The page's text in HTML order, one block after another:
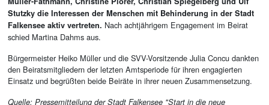
Stutzky die Interessen der Menschen mit Behinderung in der Stadt
Falkensee aktiv vertreten. Nach achtjährigem Engagement im Beirat
schied Martina Dahms aus.
Bürgermeister Heiko Müller und die SVV-Vorsitzende Julia Concu dankten
den Beiratsmitgliedern der letzten Amtsperiode für ihren engagierten
Einsatz und begrüßten beide Beiräte in ihrer neuen Zusammensetzung.
Quelle: Pressemitteilung der Stadt Falkensee "Start in die neue